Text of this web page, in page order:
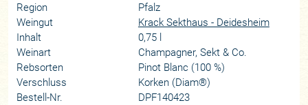
Region
Pfalz
Weingut
Krack Sekthaus - Deidesheim
Inhalt
0,75 l
Weinart
Champagner, Sekt & Co.
Rebsorten
Pinot Blanc (100 %)
Verschluss
Korken (Diam®)
Bestell-Nr.
DPF140423